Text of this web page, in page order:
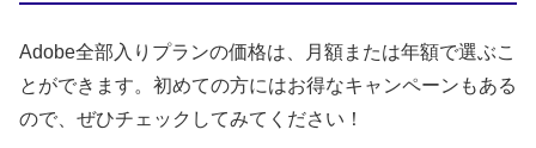
Adobe全部入りプランの価格は、月額または年額で選ぶこ
とができます。初めての方にはお得なキャンペーンもある
ので、ぜひチェックしてみてください！